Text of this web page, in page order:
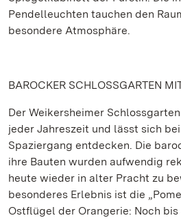
Pendelleuchten tauchen den
besondere Atmosphäre.
BAROCKER SCHLOSSGARTEN
Der Weikersheimer
jeder Jahreszeit und lässt sich
Spaziergang entdecken. Die
ihre Bauten wurden aufwendig
heute wieder in alter Pracht zu
besonderes Erlebnis ist die
Ostflügel der Orangerie: Noch bis